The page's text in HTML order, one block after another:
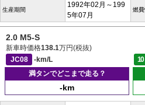
生産期間
1992年02月～199
5年07月
燃
2.0 M5-S
新車時価格138.1万円(税抜)
JC08
-km/L
満タンでどこまで走る？
-km